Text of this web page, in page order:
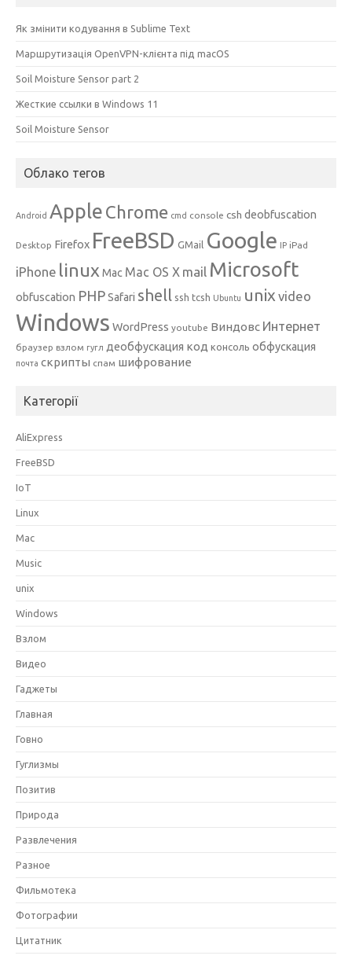
Як змінити кодування в Sublime Text
Маршрутизація OpenVPN-клієнта під macOS
Soil Moisture Sensor part 2
Жесткие ссылки в Windows 11
Soil Moisture Sensor
Облако тегов
Android Apple Chrome cmd console csh deobfuscation
Desktop Firefox FreeBSD GMail Google IP iPad
iPhone linux Mac Mac OS X mail Microsoft
obfuscation PHPSafari shell ssh tcsh Ubuntu unix video
Windows WordPress youtube Виндовс Интернет
браузер взлом гугл деобфускация код консоль обфускация
почта скрипты спам шифрование
Категорії
AliExpress
FreeBSD
IoT
Linux
Mac
Music
unix
Windows
Взлом
Видео
Гаджеты
Главная
Говно
Гуглизмы
Позитив
Природа
Развлечения
Разное
Фильмотека
Фотографии
Цитатник